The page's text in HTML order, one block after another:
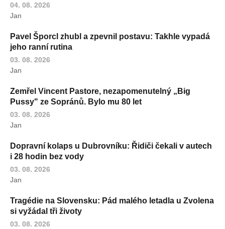
04. 08. 2026
Jan
Pavel Šporcl zhubl a zpevnil postavu: Takhle vypadá
jeho ranní rutina
03. 08. 2026
Jan
Zemřel Vincent Pastore, nezapomenutelný „Big
Pussy" ze Sopránů. Bylo mu 80 let
03. 08. 2026
Jan
Dopravní kolaps u Dubrovníku: Řidiči čekali v autech
i 28 hodin bez vody
03. 08. 2026
Jan
Tragédie na Slovensku: Pád malého letadla u Zvolena
si vyžádal tři životy
03. 08. 2026